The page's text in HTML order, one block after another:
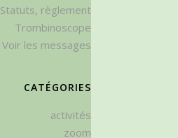
Statuts, règlement
Trombinoscope
Voir les messages
CATÉGORIES
activités
zoom